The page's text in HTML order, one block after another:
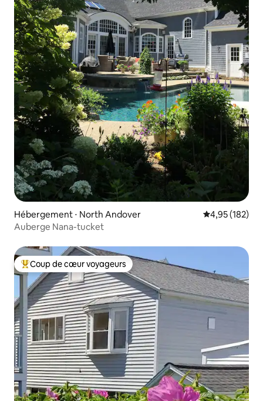
Hébergement ⋅ North Andover Évaluation
4,95 (182)
Auberge Nana-tucket
Coups de cœur voyageurs les plus appréciés
Coup de cœur voyageurs